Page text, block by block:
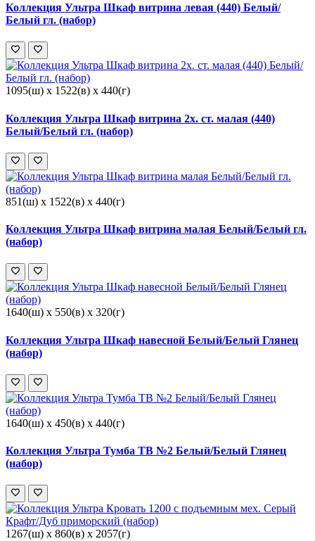
Коллекция Ультра Шкаф витрина левая (440) Белый/
Белый гл. (набор)
1095(ш) x 1522(в) x 440(г)
Коллекция Ультра Шкаф витрина 2х. ст. малая (440)
Белый/Белый гл. (набор)
851(ш) x 1522(в) x 440(г)
Коллекция Ультра Шкаф витрина малая Белый/Белый гл.
(набор)
1640(ш) x 550(в) x 320(г)
Коллекция Ультра Шкаф навесной Белый/Белый Глянец
(набор)
1640(ш) x 450(в) x 440(г)
Коллекция Ультра Тумба ТВ №2 Белый/Белый Глянец
(набор)
1267(ш) x 860(в) x 2057(г)